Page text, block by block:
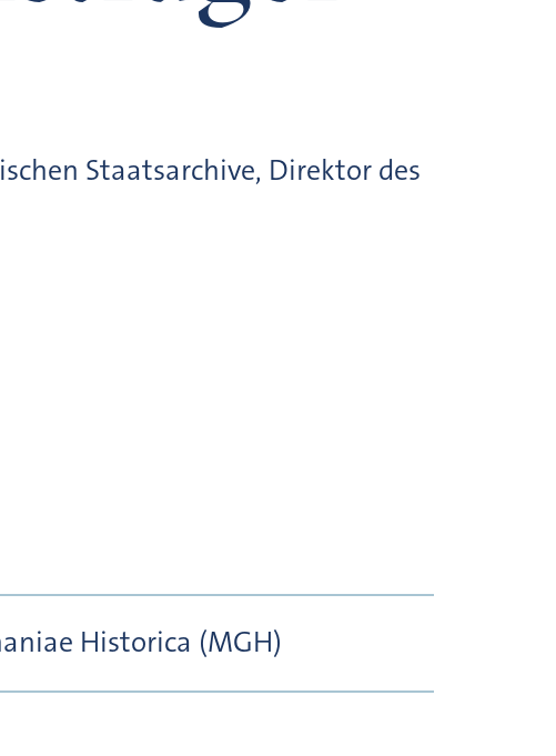
Staatsarchive, Direktor des
Historica (MGH)